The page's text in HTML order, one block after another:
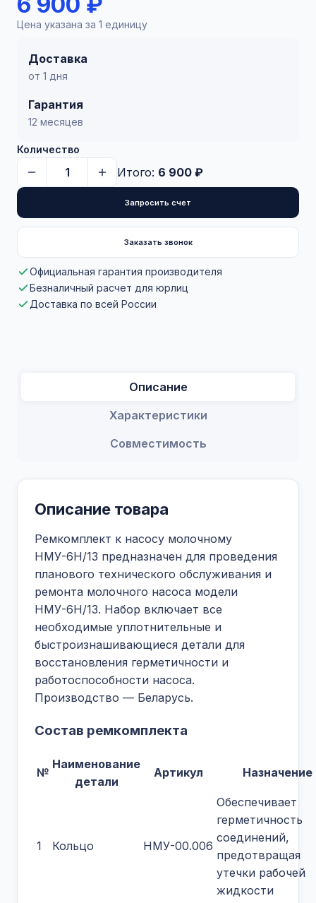
Цена указана за 1 единицу
Доставка
от 1 дня
Гарантия
12 месяцев
Количество
Итого: 6 900 ₽
Запросить счет
Заказать звонок
Официальная гарантия производителя
Безналичный расчет для юрлиц
Доставка по всей России
Описание
Характеристики
Совместимость
Описание товара
Ремкомплект к насосу молочному
НМУ-6Н/13 предназначен для проведения
планового технического обслуживания и
ремонта молочного насоса модели
НМУ-6Н/13. Набор включает все
необходимые уплотнительные и
быстроизнашивающиеся детали для
восстановления герметичности и
работоспособности насоса.
Производство — Беларусь.
Состав ремкомплекта
№
Наименование
детали
Артикул Назначение
1 Кольцо НМУ-00.006
Обеспечивает
герметичность
соединений,
предотвращая
утечки рабочей
жидкости